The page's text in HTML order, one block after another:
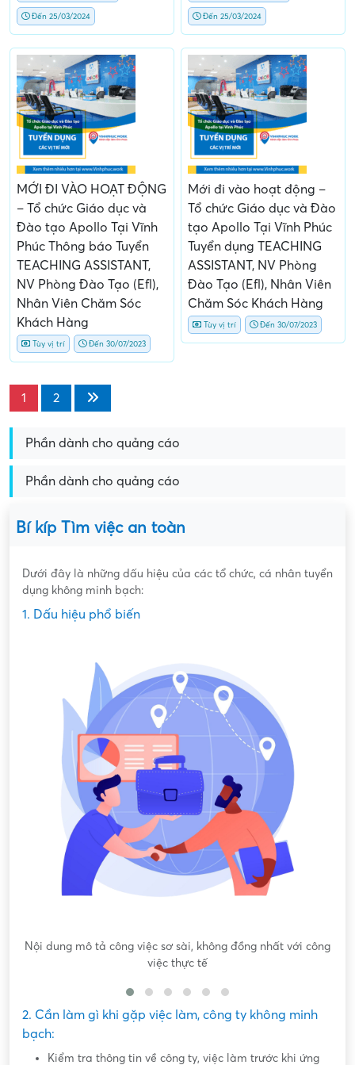
Đến 25/03/2024 Đến 25/03/2024
MỚI ĐI VÀO HOẠT ĐỘNG
– Tổ chức Giáo dục và
Đào tạo Apollo Tại Vĩnh
Phúc Thông báo Tuyển
TEACHING ASSISTANT,
NV Phòng Đào Tạo (Efl),
Nhân Viên Chăm Sóc
Khách Hàng
Tùy vị trí Đến 30/07/2023
Mới đi vào hoạt động –
Tổ chức Giáo dục và Đào
tạo Apollo Tại Vĩnh Phúc
Tuyển dụng TEACHING
ASSISTANT, NV Phòng
Đào Tạo (Efl), Nhân Viên
Chăm Sóc Khách Hàng
Tùy vị trí Đến 30/07/2023
1 2
Phần dành cho quảng cáo
Phần dành cho quảng cáo
Bí kíp Tìm việc an toàn
Dưới đây là những dấu hiệu của các tổ chức, cá nhân tuyển
dụng không minh bạch:
1. Dấu hiệu phổ biến
Nội dung mô tả công việc sơ sài, không đồng nhất với công
việc thực tế
2. Cần làm gì khi gặp việc làm, công ty không minh
bạch:
Kiểm tra thông tin về công ty, việc làm trước khi ứng